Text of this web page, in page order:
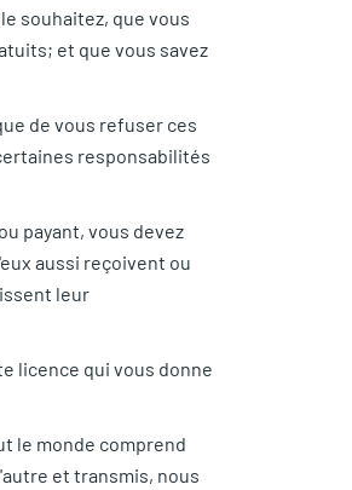
souhaitez, que vous
et que vous savez
de vous refuser ces
responsabilités
payant, vous devez
aussi reçoivent ou
leur
licence qui vous donne
le monde comprend
et transmis, nous